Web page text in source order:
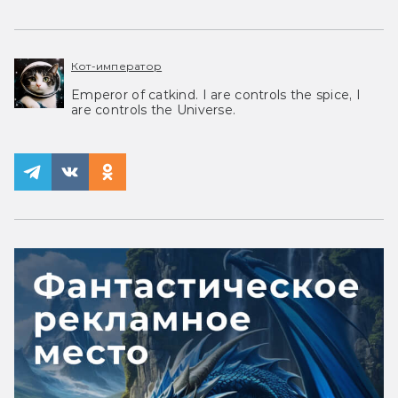
Кот-император
Emperor of catkind. I are controls the spice, I
are controls the Universe.